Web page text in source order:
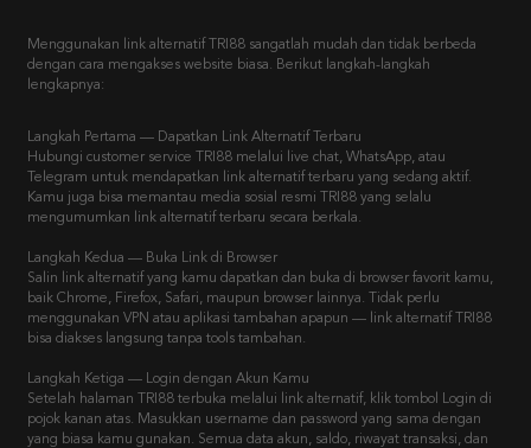
Menggunakan link alternatif TRI88 sangatlah mudah dan tidak berbeda
dengan cara mengakses website biasa. Berikut langkah-langkah
lengkapnya:
Langkah Pertama — Dapatkan Link Alternatif Terbaru
Hubungi customer service TRI88 melalui live chat, WhatsApp, atau
Telegram untuk mendapatkan link alternatif terbaru yang sedang aktif.
Kamu juga bisa memantau media sosial resmi TRI88 yang selalu
mengumumkan link alternatif terbaru secara berkala.
Langkah Kedua — Buka Link di Browser
Salin link alternatif yang kamu dapatkan dan buka di browser favorit kamu,
baik Chrome, Firefox, Safari, maupun browser lainnya. Tidak perlu
menggunakan VPN atau aplikasi tambahan apapun — link alternatif TRI88
bisa diakses langsung tanpa tools tambahan.
Langkah Ketiga — Login dengan Akun Kamu
Setelah halaman TRI88 terbuka melalui link alternatif, klik tombol Login di
pojok kanan atas. Masukkan username dan password yang sama dengan
yang biasa kamu gunakan. Semua data akun, saldo, riwayat transaksi, dan